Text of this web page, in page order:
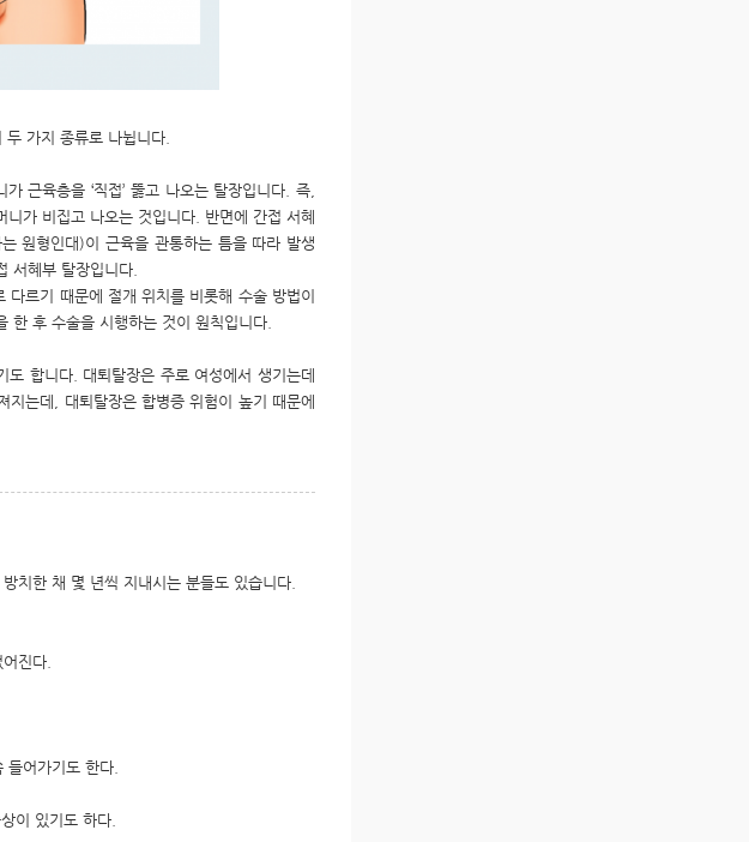
두 가지 종류로 나뉩니다.
근육층을 ‘직접’ 뚫고 나오는 탈장입니다. 즉,
가 비집고 나오는 것입니다. 반면에 간접 서혜
원형인대)이 근육을 관통하는 틈을 따라 발생
서혜부 탈장입니다.
르기 때문에 절개 위치를 비롯해 수술 방법이
한 후 수술을 시행하는 것이 원칙입니다.
합니다. 대퇴탈장은 주로 여성에서 생기는데
는데, 대퇴탈장은 합병증 위험이 높기 때문에
치한 채 몇 년씩 지내시는 분들도 있습니다.
진다.
어가기도 한다.
이 있기도 하다.